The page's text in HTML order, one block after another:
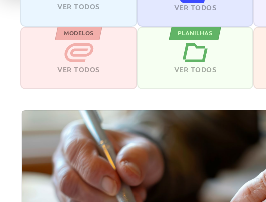
VER TODOS VER TODOS
MODELOS
VER TODOS
PLANILHAS
VER TODOS